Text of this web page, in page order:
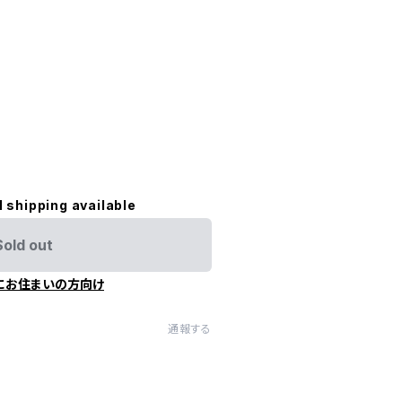
shipping available
out
お住まいの方向け
通報する